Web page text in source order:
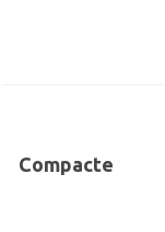
Compacte